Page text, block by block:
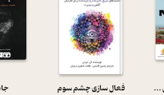
چرا ملت ها شکست می خورند؟ فعال سازی چشم سوم